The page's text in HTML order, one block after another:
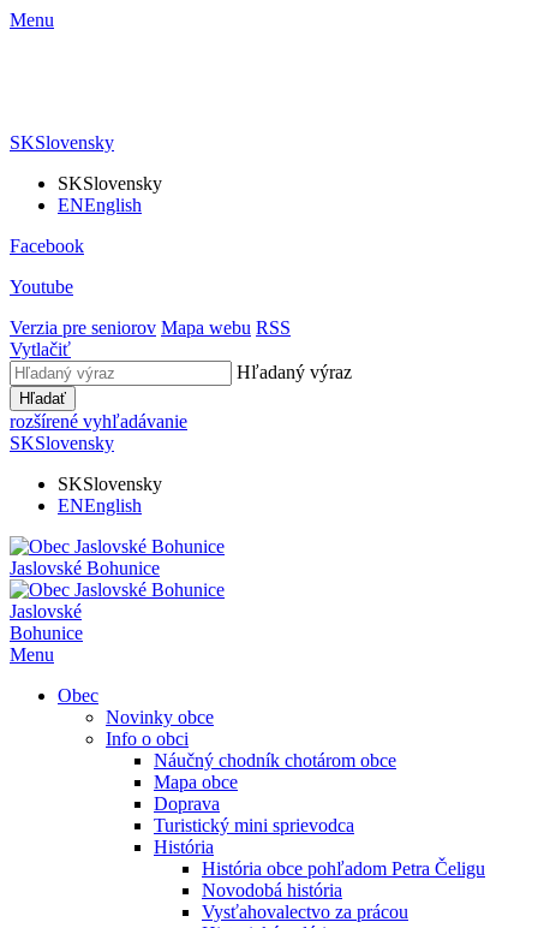
Menu
SKSlovensky
SKSlovensky
ENEnglish
Facebook
Youtube
Verzia pre seniorov Mapa webu RSS
Vytlačiť
Hľadaný výraz
Hľadať
rozšírené vyhľadávanie
SKSlovensky
SKSlovensky
ENEnglish
Jaslovské Bohunice
Jaslovské
Bohunice
Menu
Obec
Novinky obce
Info o obci
Náučný chodník chotárom obce
Mapa obce
Doprava
Turistický mini sprievodca
História
História obce pohľadom Petra Čeligu
Novodobá história
Vysťahovalectvo za prácou